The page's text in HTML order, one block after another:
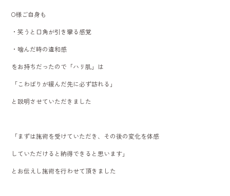
O様ご自身も
・笑うと口角が引き攣る感覚
・噛んだ時の違和感
をお持ちだったので「ハリ肌」は
「こわばりが緩んだ先に必ず訪れる」
と説明させていただきました
「まずは施術を受けていただき、その後の変化を体感
していただけると納得できると思います」
とお伝えし施術を行わせて頂きました